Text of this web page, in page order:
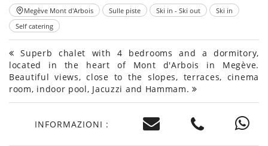
Megève Mont d'Arbois Sulle piste Ski in - Ski out
Ski in
Self catering
Superb chalet with 4 bedrooms and a dormitory,
located in the heart of Mont d'Arbois in Megève.
Beautiful views, close to the slopes, terraces, cinema
room, indoor pool, Jacuzzi and Hammam.
INFORMAZIONI :